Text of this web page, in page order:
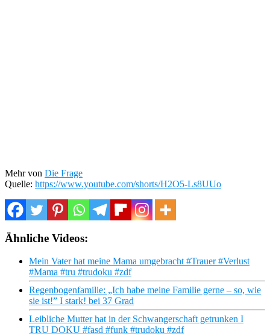
Mehr von Die Frage
Quelle: https://www.youtube.com/shorts/H2O5-Ls8UUo
Ähnliche Videos:
Mein Vater hat meine Mama umgebracht #Trauer #Verlust
#Mama #tru #trudoku #zdf
Regenbogenfamilie: „Ich habe meine Familie gerne – so, wie
sie ist!” I stark! bei 37 Grad
Leibliche Mutter hat in der Schwangerschaft getrunken I
TRU DOKU #fasd #funk #trudoku #zdf